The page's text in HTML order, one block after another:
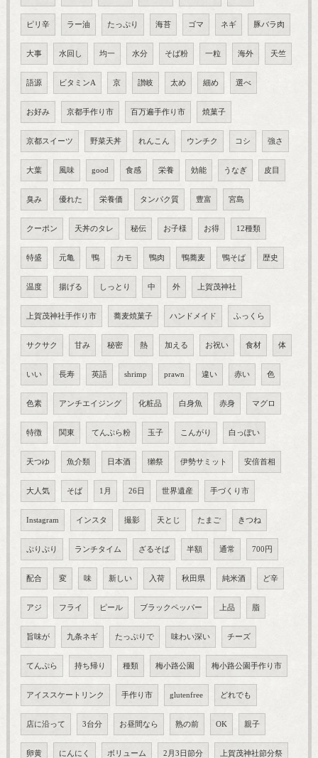
ピリ辛 ラー油 たっぷり 海苔 ゴマ ネギ 豚バラ肉
大事 水回し 均一 水分 そば粉 一粒 海外 天竺
語源 ビタミンA 京 讃岐 太め 細め 選べ
お好み 京都手作り市 百万遍手作り市 焼菓子
京都スイーツ 野菜天丼 れんこん ウンチク コシ 強さ
大葉 風味 good 食感 栄養 効能 うなぎ 皮目
臭み 優れた 栄養価 タンパク質 豊富 宮島
クーポン 天丼のタレ 秘伝 お子様 お得 12種類
特盛 元亀 鴨 カモ 鴨肉 鴨蕎麦 鴨そば 歴史
温度 揚げる しっとり 中 外 上賀茂神社
上賀茂神社手作り市 蕎麦焼菓子 ハンドメイド ふっくら
サクサク 甘み 秘密 熱 加える お祝い 食材 体
いい 長寿 英語 shrimp prawn 違い 赤い 色
色素 アンチエイジング 化粧品 白身魚 赤身 マグロ
特徴 関東 てんぷら粉 玉子 こんがり 白っぽい
天つゆ 魚介類 日本酒 獺祭 伊勢サミット 安倍首相
大人気 そば 1月 26日 世界遺産 手づくり市
Instagram インスタ 撮影 天とじ たまご きつね
ぷりぷり ランチタイム ざるそば 半額 通常 700円
配合 変 味 新しい 入荷 秋田県 純米酒 ど辛
アジ フライ ピール ブラックペッパー 上品 脂
旨味が 九条ネギ たっぷりで 味わい深い チーズ
てんぷら 持ち帰り 種類 梅小路公園 梅小路公園手作り市
アイススケートリンク 手作り市 glutenfree どれでも
店に沿って 3台分 お昼間なら 熟の前 OK 親子
卵黄 にんにく ボリューム 2月3日節分 上賀茂神社節分祭